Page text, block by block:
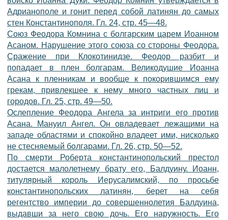
Адрианополе и гонит перед собой латинян до самых
стен Константинополя. Гл. 24, стр. 45—48.
Союз Феодора Комнина с болгарским царем Иоанном
Асаном. Нарушение этого союза со стороны Феодора.
Сражение при Клокотинидзе. Феодор разбит и
попадает в плен болгарам. Великодушие Иоанна
Асана к пленникам и вообще к покорившимся ему
грекам, привлекшее к нему много частных лиц и
городов. Гл. 25, стр. 49—50.
Ослепление Феодора Ангела за интриги его против
Асана. Мануил Ангел. Он овладевает лежащими на
западе областями и спокойно владеет ими, нисколько
не стесняемый болгарами. Гл. 26, стр. 50—52.
По смерти Роберта константинопольский престол
достается малолетнему брату его, Балдуину. Иоанн,
титулярный король Иерусалимский, по просьбе
константинопольских латинян, берет на себя
регентство империи до совершеннолетия Балдуина,
выдавши за него свою дочь. Его наружность. Его